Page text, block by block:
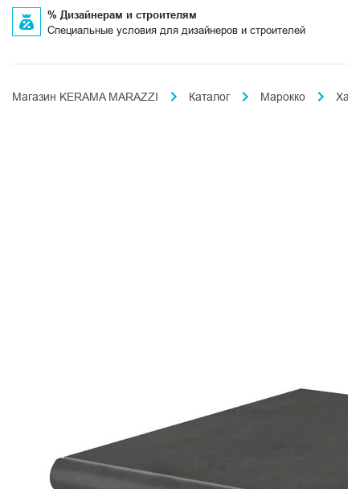
% Дизайнерам и строителям
Специальные условия для дизайнеров и строителей
Магазин KERAMA MARAZZI Каталог Марокко